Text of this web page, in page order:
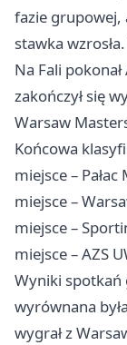
fazie grupowej,
stawka
Na Fali
zakończył się
Warsaw
Końcowa
miejsce –
miejsce –
miejsce –
miejsce – AZS
Wyniki spotkań
wyrównana
wygrał z